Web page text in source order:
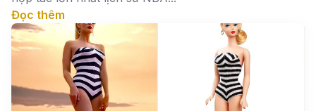
Đọc thêm